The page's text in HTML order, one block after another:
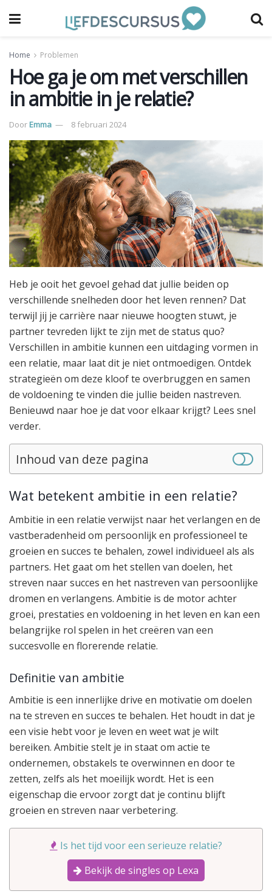
Home Problemen
Hoe ga je om met verschillen
in ambitie in je relatie?
DoorEmma 8 februari 2024
Heb je ooit het gevoel gehad dat jullie beiden op
verschillende snelheden door het leven rennen? Dat
terwijl jij je carrière naar nieuwe hoogten stuwt, je
partner tevreden lijkt te zijn met de status quo?
Verschillen in ambitie kunnen een uitdaging vormen in
een relatie, maar laat dit je niet ontmoedigen. Ontdek
strategieën om deze kloof te overbruggen en samen
de voldoening te vinden die jullie beiden nastreven.
Benieuwd naar hoe je dat voor elkaar krijgt? Lees snel
verder.
Inhoud van deze pagina
Wat betekent ambitie in een relatie?
Ambitie in een relatie verwijst naar het verlangen en de
vastberadenheid om persoonlijk en professioneel te
groeien en succes te behalen, zowel individueel als als
partners. Het gaat om het stellen van doelen, het
streven naar succes en het nastreven van persoonlijke
dromen en verlangens. Ambitie is de motor achter
groei, prestaties en voldoening in het leven en kan een
belangrijke rol spelen in het creëren van een
succesvolle en florerende relatie.
Definitie van ambitie
Ambitie is een innerlijke drive en motivatie om doelen
na te streven en succes te behalen. Het houdt in dat je
een visie hebt voor je leven en weet wat je wilt
bereiken. Ambitie stelt je in staat om actie te
ondernemen, obstakels te overwinnen en door te
zetten, zelfs als het moeilijk wordt. Het is een
eigenschap die ervoor zorgt dat je continu blijft
groeien en streven naar verbetering.
Is het tijd voor een serieuze relatie?
Bekijk de singles op Lexa